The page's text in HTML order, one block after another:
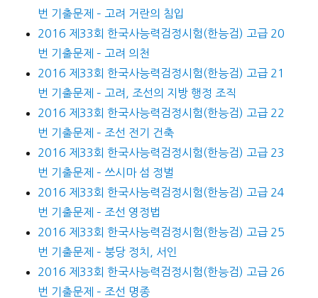
번 기출문제 – 고려 거란의 침입
2016 제33회 한국사능력검정시험(한능검) 고급 20
번 기출문제 – 고려 의천
2016 제33회 한국사능력검정시험(한능검) 고급 21
번 기출문제 – 고려, 조선의 지방 행정 조직
2016 제33회 한국사능력검정시험(한능검) 고급 22
번 기출문제 – 조선 전기 건축
2016 제33회 한국사능력검정시험(한능검) 고급 23
번 기출문제 – 쓰시마 섬 정벌
2016 제33회 한국사능력검정시험(한능검) 고급 24
번 기출문제 – 조선 영정법
2016 제33회 한국사능력검정시험(한능검) 고급 25
번 기출문제 – 붕당 정치, 서인
2016 제33회 한국사능력검정시험(한능검) 고급 26
번 기출문제 – 조선 명종